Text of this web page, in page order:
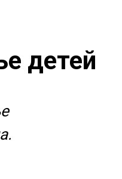
детей